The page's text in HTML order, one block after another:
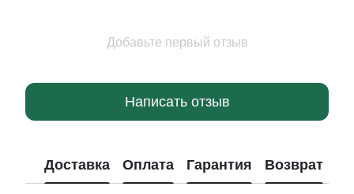
Добавьте первый отзыв
Написать отзыв
Доставка Оплата Гарантия Возврат